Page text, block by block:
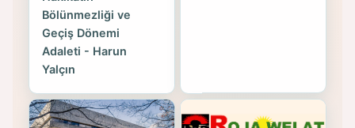
Bölünmezliği ve
Geçiş Dönemi
Adaleti - Harun
Yalçın